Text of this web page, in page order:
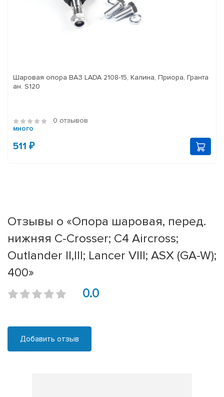
Шаровая опора ВАЗ LADA 2108-15, Калина, Приора, Гранта
ан. S120
0 отзывов
много
511 ₽
Отзывы о «Опора шаровая, перед.
нижняя C-Crosser; C4 Aircross;
Outlander II,III; Lancer VIII; ASX (GA-W);
400»
0.0
Добавить отзыв